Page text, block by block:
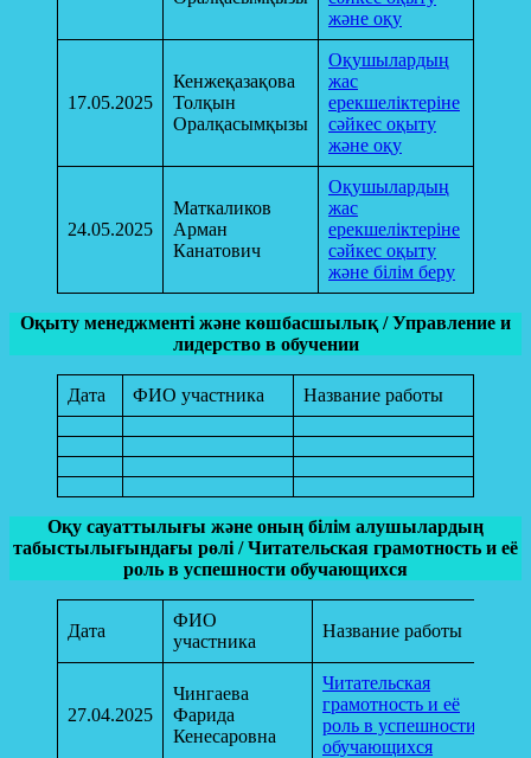
және оқу
17.05.2025
Кенжеқазақова
Толқын
Оралқасымқызы
Оқушылардың
жас
ерекшеліктеріне
сәйкес оқыту
және оқу
24.05.2025
Маткаликов
Арман
Канатович
Оқушылардың
жас
ерекшеліктеріне
сәйкес оқыту
және білім беру
Оқыту менеджменті және көшбасшылық / Управление и
лидерство в обучении
Дата ФИО участника Название работы
Оқу сауаттылығы және оның білім алушылардың
табыстылығындағы рөлі / Читательская грамотность и её
роль в успешности обучающихся
Дата
ФИО
участника
Название работы
27.04.2025
Чингаева
Фарида
Кенесаровна
Читательская
грамотность и её
роль в успешности
обучающихся